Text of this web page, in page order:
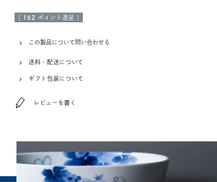
[ 162 ポイント進呈 ]
この製品について問い合わせる
送料・配送について
ギフト包装について
レビューを書く